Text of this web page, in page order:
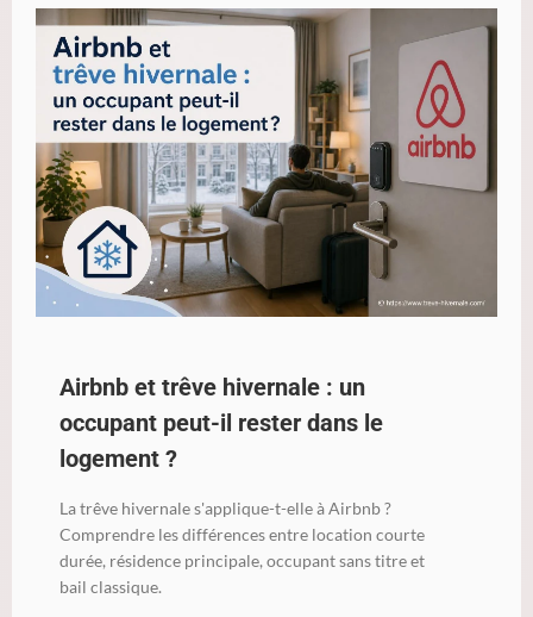
Airbnb et trêve hivernale : un
occupant peut-il rester dans le
logement ?
La trêve hivernale s'applique-t-elle à Airbnb ?
Comprendre les différences entre location courte
durée, résidence principale, occupant sans titre et
bail classique.